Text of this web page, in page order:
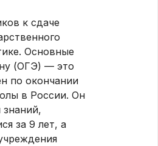
к сдаче
Основные
(ОГЭ) — это
по окончании
в России. Он
знаний,
за 9 лет, а